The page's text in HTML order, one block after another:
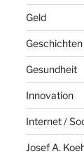
Geld
Geschichten
Gesundheit
Innovation
Internet /
Josef A.